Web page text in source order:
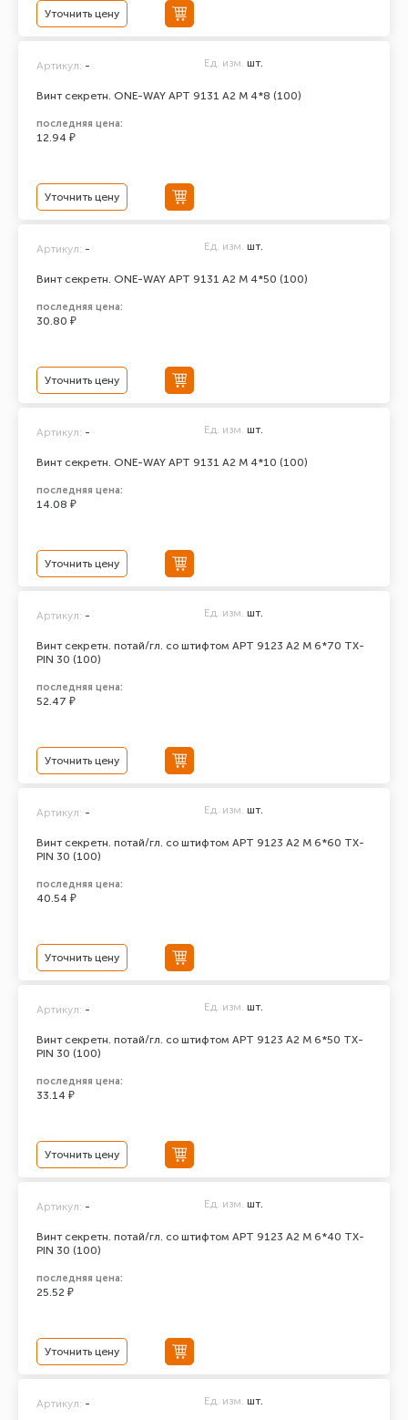
Уточнить цену
Винт секретн. ONE-WAY АРТ 9131 А2 M 4*8 (100)
Артикул: - Ед. изм. шт.
последняя цена:
12.94 ₽
Уточнить цену
Винт секретн. ONE-WAY АРТ 9131 А2 M 4*50 (100)
Артикул: - Ед. изм. шт.
последняя цена:
30.80 ₽
Уточнить цену
Винт секретн. ONE-WAY АРТ 9131 А2 M 4*10 (100)
Артикул: - Ед. изм. шт.
последняя цена:
14.08 ₽
Уточнить цену
Винт секретн. потай/гл. со штифтом АРТ 9123 А2 M 6*70 TX-
PIN 30 (100)
Артикул: - Ед. изм. шт.
последняя цена:
52.47 ₽
Уточнить цену
Винт секретн. потай/гл. со штифтом АРТ 9123 А2 M 6*60 TX-
PIN 30 (100)
Артикул: - Ед. изм. шт.
последняя цена:
40.54 ₽
Уточнить цену
Винт секретн. потай/гл. со штифтом АРТ 9123 А2 M 6*50 TX-
PIN 30 (100)
Артикул: - Ед. изм. шт.
последняя цена:
33.14 ₽
Уточнить цену
Винт секретн. потай/гл. со штифтом АРТ 9123 А2 M 6*40 TX-
PIN 30 (100)
Артикул: - Ед. изм. шт.
последняя цена:
25.52 ₽
Уточнить цену
Артикул: - Ед. изм. шт.